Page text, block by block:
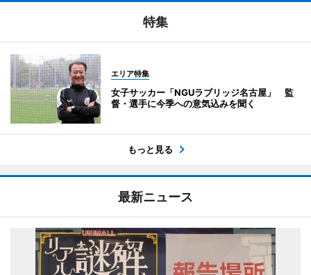
特集
エリア特集
女子サッカー「NGUラブリッジ名古屋」 監
督・選手に今季への意気込みを聞く
もっと見る
最新ニュース